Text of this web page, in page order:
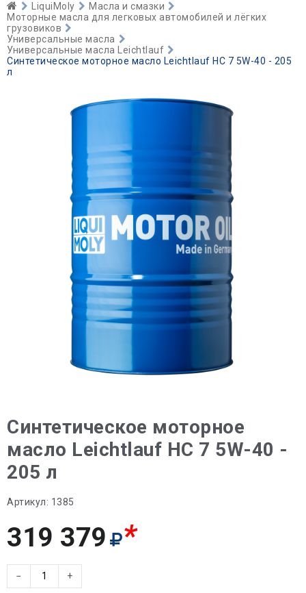
LiquiMoly
Масла и смазки
Моторные масла для легковых автомобилей и лёгких
грузовиков
Универсальные масла
Универсальные масла Leichtlauf
Синтетическое моторное масло Leichtlauf HC 7 5W-40 - 205
л
Синтетическое моторное
масло Leichtlauf HC 7 5W-40 -
205 л
Артикул: 1385
319 379 *
− +